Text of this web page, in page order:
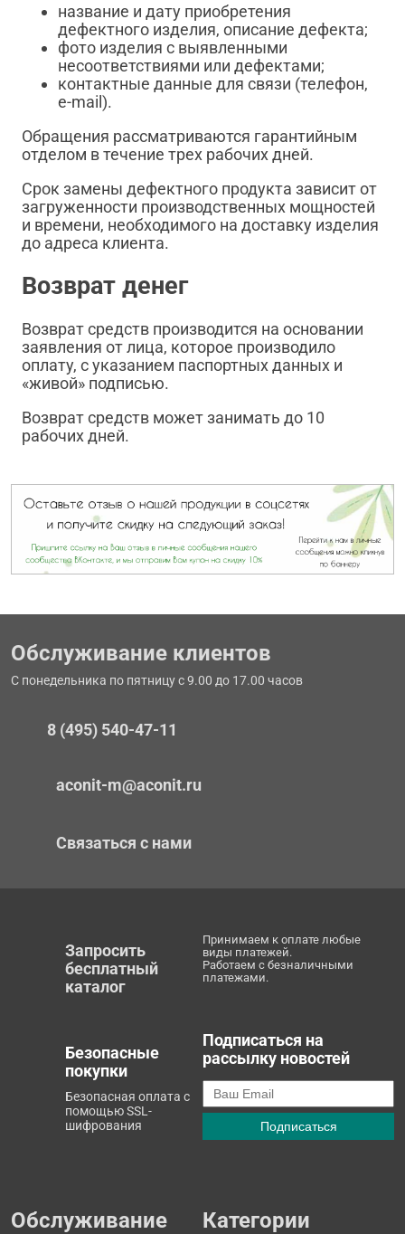
название и дату приобретения
дефектного изделия, описание дефекта;
фото изделия с выявленными
несоответствиями или дефектами;
контактные данные для связи (телефон,
e-mail).
Обращения рассматриваются гарантийным
отделом в течение трех рабочих дней.
Срок замены дефектного продукта зависит от
загруженности производственных мощностей
и времени, необходимого на доставку изделия
до адреса клиента.
Возврат денег
Возврат средств производится на основании
заявления от лица, которое производило
оплату, с указанием паспортных данных и
«живой» подписью.
Возврат средств может занимать до 10
рабочих дней.
Обслуживание клиентов
С понедельника по пятницу с 9.00 до 17.00 часов
8 (495) 540-47-11
aconit-m@aconit.ru
Связаться с нами
Запросить
бесплатный
каталог
Принимаем к оплате любые
виды платежей.
Работаем с безналичными
платежами.
Безопасные
покупки
Безопасная оплата с
помощью SSL-
шифрования
Подписаться на
рассылку новостей
Обслуживание Категории